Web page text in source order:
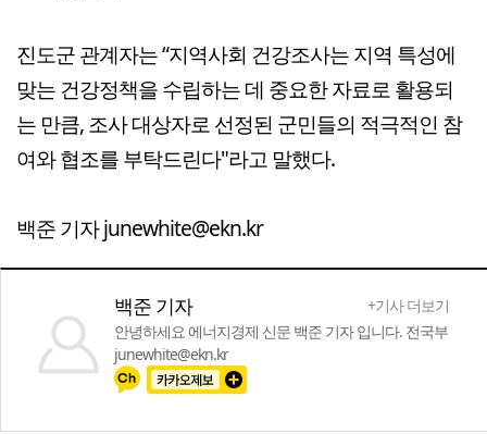
진도군 관계자는 “지역사회 건강조사는 지역 특성에
맞는 건강정책을 수립하는 데 중요한 자료로 활용되
는 만큼, 조사 대상자로 선정된 군민들의 적극적인 참
여와 협조를 부탁드린다"라고 말했다.
백준 기자 junewhite@ekn.kr
백준 기자
+기사 더보기
안녕하세요 에너지경제 신문 백준 기자 입니다. 전국부
junewhite@ekn.kr